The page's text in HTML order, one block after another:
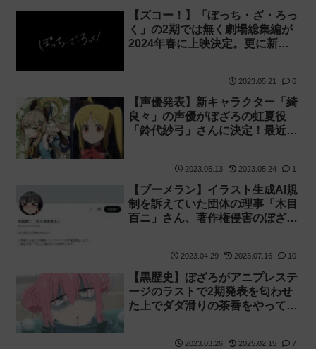
【ズコー！】「ぼっち・ざ・ろっ
く」の2期では無く劇場総集編が
2024年春に上映決定。更に新曲
2023.05.21 6
【声優発表】新キャラクター「綺
良々」の声優がぼざろの虹夏役
「鈴代紗弓」さんに決定！最近不
2023.05.13 2023.05.24 1
【ブーメラン】イラスト生成AI規
制を訴えていた団体の理事「木目
百ニ」さん、著作権侵害のぼざろ
2023.04.29 2023.07.16 10
【黒歴史】ぼざろがアニプレステ
ージのラストで2期発表を匂わせ
た上でダダ滑りの茶番をやってし
2023.03.26 2025.02.15 7